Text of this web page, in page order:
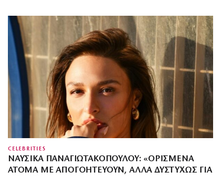
CELEBRITIES
ΝΑΥΣΙΚΆ ΠΑΝΑΓΙΩΤΑΚΟΠΟΎΛΟΥ: «ΟΡΙΣΜΈΝΑ
ΆΤΟΜΑ ΜΕ ΑΠΟΓΟΗΤΕΎΟΥΝ, ΑΛΛΆ ΔΥΣΤΥΧΏΣ ΓΙΑ